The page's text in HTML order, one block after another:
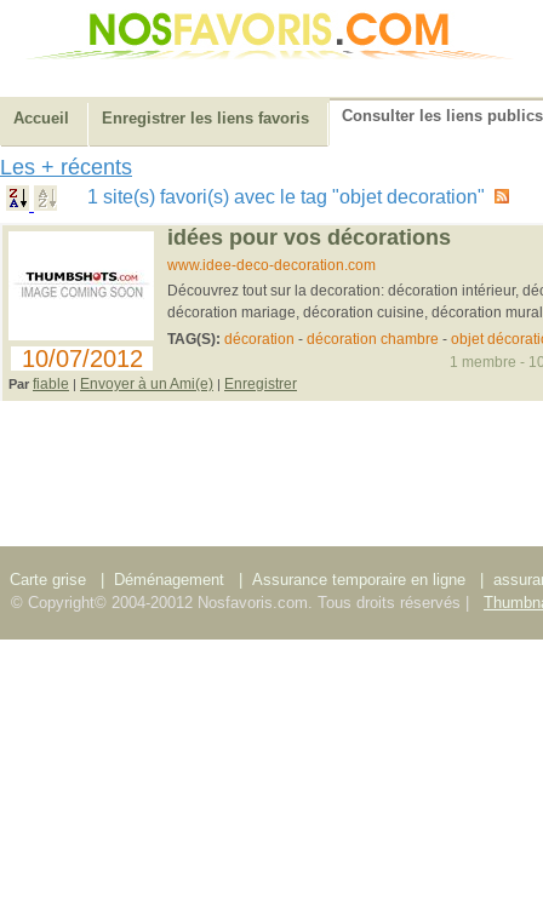
Accueil Enregistrer les liens favoris Consulter les liens publics
Les + récents
1 site(s) favori(s) avec le tag "objet decoration"
10/07/2012
idées pour vos décorations
www.idee-deco-decoration.com
Découvrez tout sur la decoration: décoration intérieur,
décoration mariage, décoration cuisine, décoration
TAG(S): décoration - décoration chambre - objet
Par fiable | Envoyer à un Ami(e) | Enregistrer
1 membre -
Carte grise Déménagement Assurance temporaire en ligne
© Copyright© 2004-20012 Nosfavoris.com. Tous droits réservés |